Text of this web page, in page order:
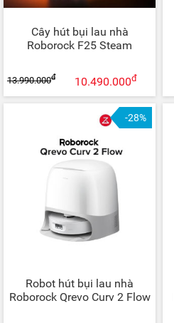
Cây hút bụi lau nhà
Roborock F25 Steam
10.490.000đ
13.990.000đ
-28%
Robot hút bụi lau nhà
Roborock Qrevo Curv 2 Flow